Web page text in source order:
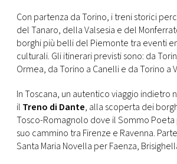
Con partenza da Torino, i treni storici
del Tanaro, della Valsesia e del
borghi più belli del Piemonte tra eventi
culturali. Gli itinerari previsti sono: da
Ormea, da Torino a Canelli e da Torino a
In Toscana, un autentico viaggio indietro
il Treno di Dante, alla scoperta dei
Tosco-Romagnolo dove il Sommo Poeta
suo cammino tra Firenze e Ravenna.
Santa Maria Novella per Faenza,